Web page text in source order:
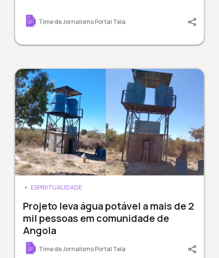
Time de Jornalismo Portal Tela
ESPIRITUALIDADE
Projeto leva água potável a mais de 2
mil pessoas em comunidade de
Angola
Time de Jornalismo Portal Tela